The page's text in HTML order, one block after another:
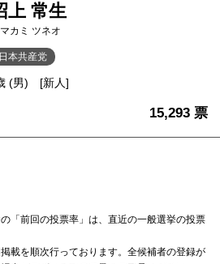
上 常生
カミ ツネオ
日本共産党
(男) [新人]
15,293 票
「前回の投票率」は、直近の一般選挙の投票
載を順次行っております。全候補者の登録が